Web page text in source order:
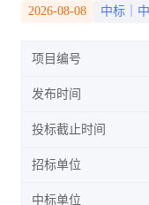
2026-08-08 中标｜
项目编号
发布时间
投标截止时间
招标单位
中标单位